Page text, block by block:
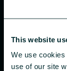
This website
We use
use of our site